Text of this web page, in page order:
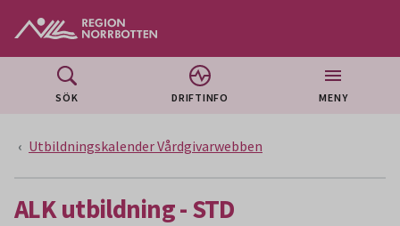
SÖK DRIFTINFO MENY
Utbildningskalender Vårdgivarwebben
ALK utbildning - STD